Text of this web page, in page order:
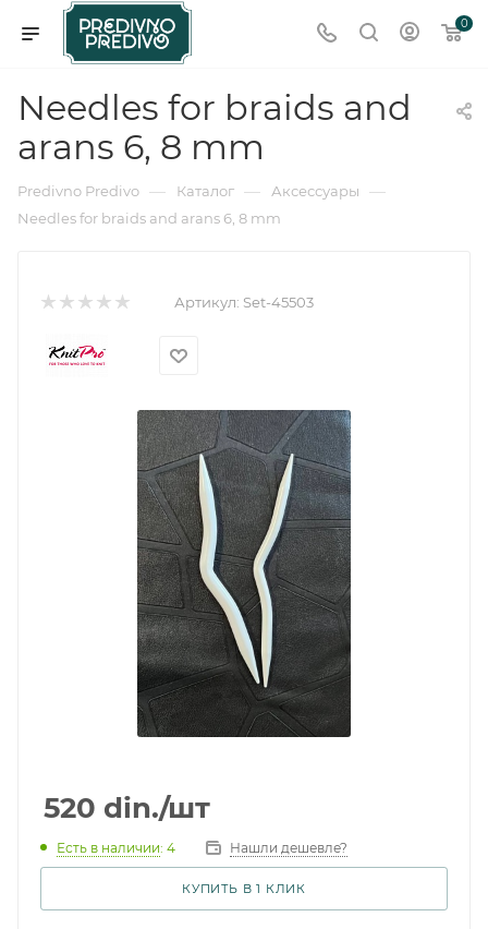
0
Needles for braids and
arans 6, 8 mm
Predivno Predivo — Каталог — Аксессуары —
Needles for braids and arans 6, 8 mm
Артикул: Set-45503
520 din./шт
Есть в наличии: 4 Нашли дешевле?
КУПИТЬ В 1 КЛИК